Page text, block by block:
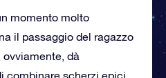
momento molto
il passaggio del ragazzo
ovviamente, dà
combinare scherzi epici,